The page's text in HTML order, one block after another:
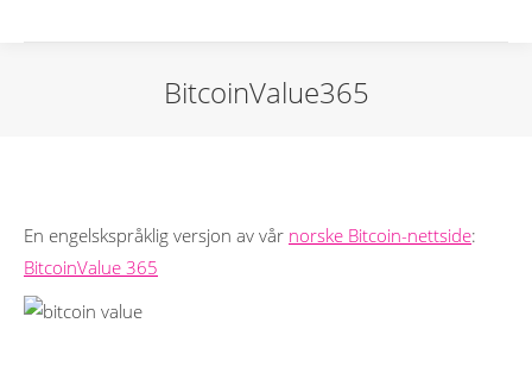
BitcoinValue365
En engelskspråklig versjon av vår norske Bitcoin-nettside:
BitcoinValue 365